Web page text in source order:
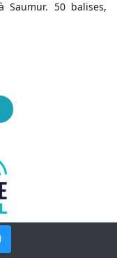
Saumur. 50 balises,